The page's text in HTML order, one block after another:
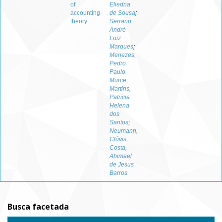
of
accounting
theory
Eliedna
de Sousa;
Serrano,
André
Luiz
Marques;
Menezes,
Pedro
Paulo
Murce;
Martins,
Patricia
Helena
dos
Santos;
Neumann,
Clóvis;
Costa,
Abimael
de Jesus
Barros
Busca facetada